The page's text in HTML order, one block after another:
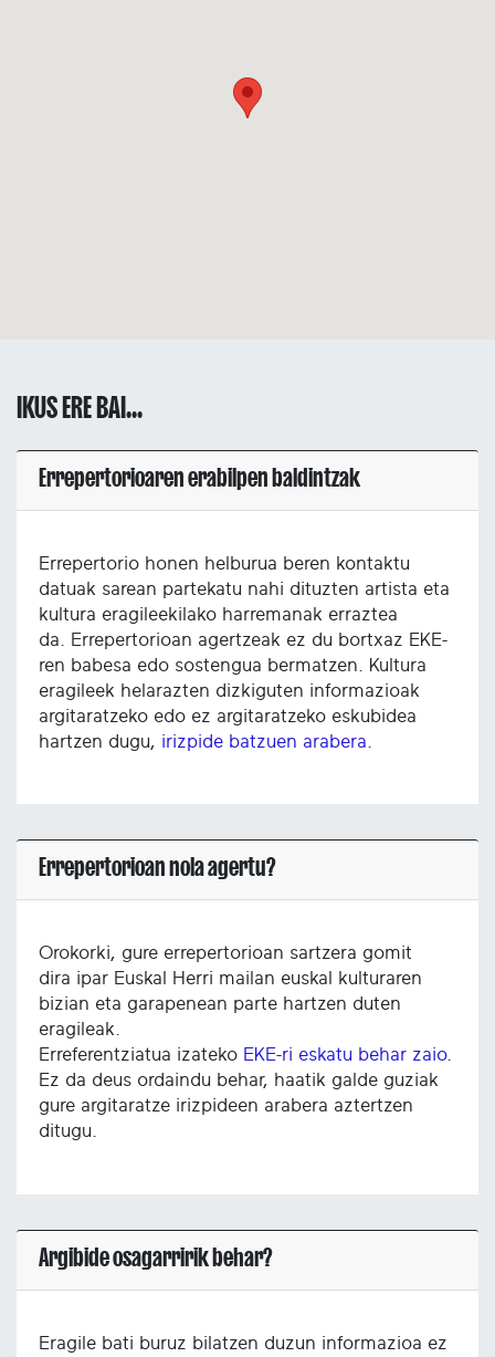
IKUS ERE BAI...
Errepertorioaren erabilpen baldintzak
Errepertorio honen helburua beren kontaktu
datuak sarean partekatu nahi dituzten artista eta
kultura eragileekilako harremanak erraztea
da. Errepertorioan agertzeak ez du bortxaz EKE-
ren babesa edo sostengua bermatzen. Kultura
eragileek helarazten dizkiguten informazioak
argitaratzeko edo ez argitaratzeko eskubidea
hartzen dugu, irizpide batzuen arabera
Errepertorioan nola agertu?
Orokorki, gure errepertorioan sartzera gomit
dira ipar Euskal Herri mailan euskal kulturaren
bizian eta garapenean parte hartzen duten
eragileak.
Erreferentziatua izateko EKE-ri eskatu behar zaio.
Ez da deus ordaindu behar, haatik galde guziak
gure argitaratze irizpideen arabera aztertzen
ditugu.
Argibide osagarririk behar?
Eragile bati buruz bilatzen duzun informazioa ez